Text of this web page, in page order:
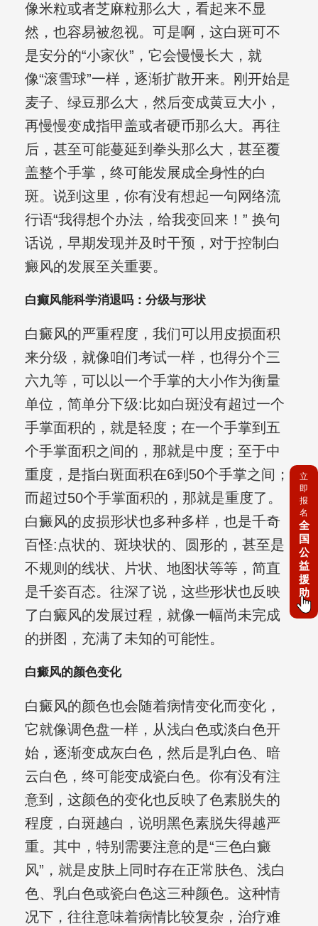
像米粒或者芝麻粒那么大，看起来不显
然，也容易被忽视。可是啊，这白斑可不
是安分的“小家伙”，它会慢慢长大，就
像“滚雪球”一样，逐渐扩散开来。刚开始是
麦子、绿豆那么大，然后变成黄豆大小，
再慢慢变成指甲盖或者硬币那么大。再往
后，甚至可能蔓延到拳头那么大，甚至覆
盖整个手掌，终可能发展成全身性的白
斑。说到这里，你有没有想起一句网络流
行语“我得想个办法，给我变回来！” 换句
话说，早期发现并及时干预，对于控制白
癜风的发展至关重要。
白癫风能科学消退吗：分级与形状
白癜风的严重程度，我们可以用皮损面积
来分级，就像咱们考试一样，也得分个三
六九等，可以以一个手掌的大小作为衡量
单位，简单分下级:比如白斑没有超过一个
手掌面积的，就是轻度；在一个手掌到五
个手掌面积之间的，那就是中度；至于中
重度，是指白斑面积在6到50个手掌之间；
而超过50个手掌面积的，那就是重度了。
白癜风的皮损形状也多种多样，也是千奇
百怪:点状的、斑块状的、圆形的，甚至是
不规则的线状、片状、地图状等等，简直
是千姿百态。往深了说，这些形状也反映
了白癜风的发展过程，就像一幅尚未完成
的拼图，充满了未知的可能性。
白癜风的颜色变化
白癜风的颜色也会随着病情变化而变化，
它就像调色盘一样，从浅白色或淡白色开
始，逐渐变成灰白色，然后是乳白色、暗
云白色，终可能变成瓷白色。你有没有注
意到，这颜色的变化也反映了色素脱失的
程度，白斑越白，说明黑色素脱失得越严
重。其中，特别需要注意的是“三色白癜
风”，就是皮肤上同时存在正常肤色、浅白
色、乳白色或瓷白色这三种颜色。这种情
况下，往往意味着病情比较复杂，治疗难
立
即
报
名
全
国
公
益
援
助